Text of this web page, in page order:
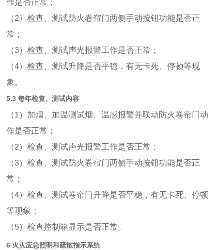
作是否正常；
（2）检查、测试防火卷帘门两侧手动按钮功能是否正
常；
（3）检查、测试声光报警工作是否正常；
（4）检查、测试升降是否平稳，有无卡死、停顿等现
象。
5.3 每年检查、测试内容
（1）加烟、加温测试烟、温感报警并联动防火卷帘门动
作是否正常；
（2）检查、测试声光报警工作是否正常；
（3）检查、测试防火卷帘门两侧手动按钮功能是否正
常；
（4）检查、测试卷帘门升降是否平稳，有无卡死、停顿
等现象；
（5）检查控制箱显示是否正常。
6 火灾应急照明和疏散指示系统